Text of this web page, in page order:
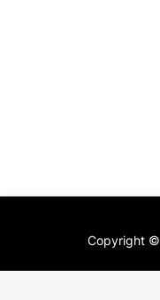
Copyright ©